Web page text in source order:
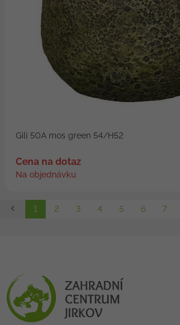
Gili 50A mos green 54/H52
Cena na dotaz
Na objednávku
1 2 3 4 5 6 7